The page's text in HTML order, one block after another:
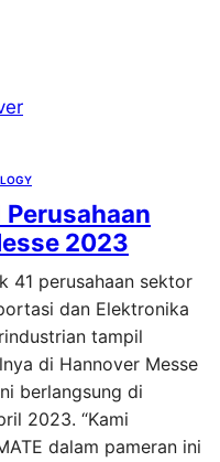
Perusahaan
2023
41 perusahaan sektor
dan Elektronika
tampil
di Hannover Messe
berlangsung di
2023. “Kami
dalam pameran ini